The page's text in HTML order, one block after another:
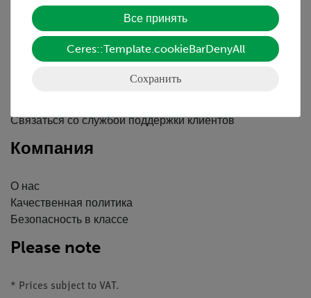
Обслуживание
Краткий обзор услуг
Связаться со службой поддержки клиентов
Компания
О нас
Качественная политика
Безопасность в классе
Please note
* Prices subject to VAT.
Все принять
Ceres::Template.cookieBarDenyAll
Сохранить